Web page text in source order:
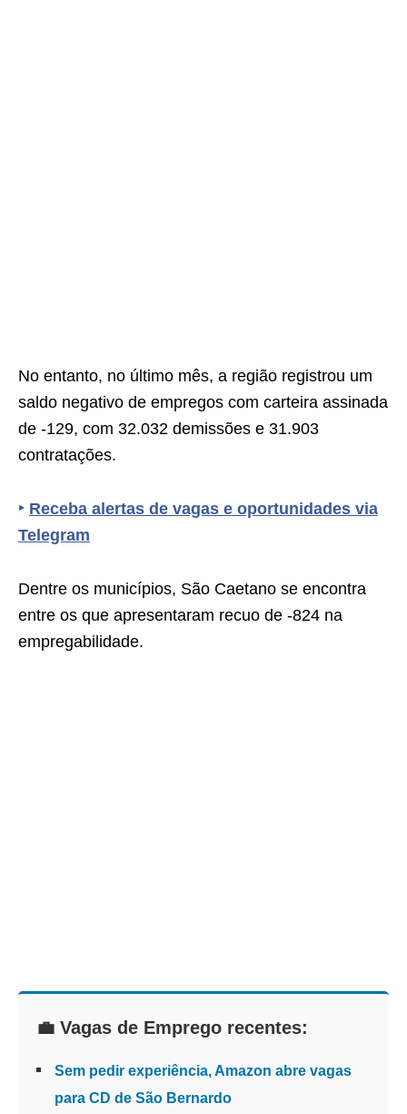
No entanto, no último mês, a região registrou um
saldo negativo de empregos com carteira assinada
de -129, com 32.032 demissões e 31.903
contratações.
‣ Receba alertas de vagas e oportunidades via
Telegram
Dentre os municípios, São Caetano se encontra
entre os que apresentaram recuo de -824 na
empregabilidade.
💼 Vagas de Emprego recentes:
Sem pedir experiência, Amazon abre vagas
para CD de São Bernardo